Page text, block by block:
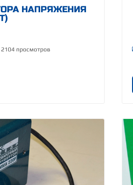
НАПРЯЖЕНИЯ
2104 просмотров